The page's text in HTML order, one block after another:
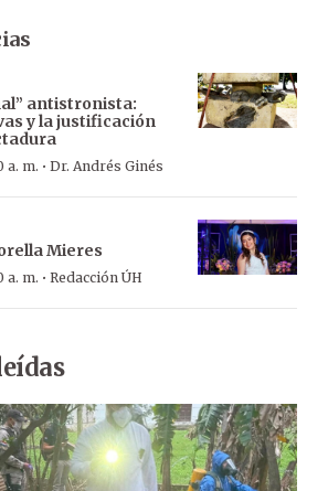
antistronista:
y la justificación
a. m. · Dr. Andrés Ginés
Mieres
a. m. · Redacción ÚH